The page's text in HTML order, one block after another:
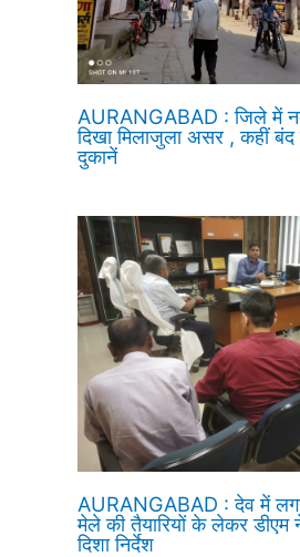
AURANGABAD : जिले में
दिखा मिलाजुला असर , कहीं बंद
दुकानें
AURANGABAD : देव में
मेले की तैयारियों के लेकर डीएम
दिशा निर्देश